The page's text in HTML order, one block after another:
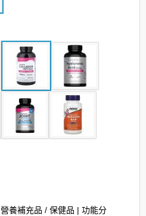
營養補充品 / 保健品 | 功能分